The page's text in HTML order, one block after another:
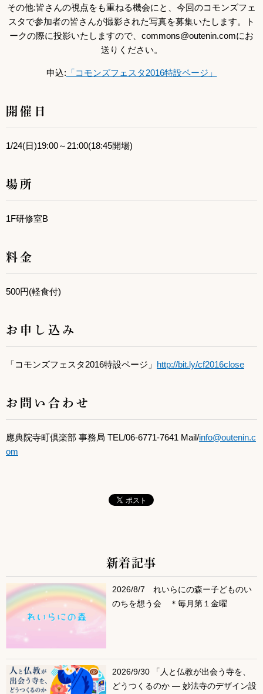
その他:皆さんの視点をも重ねる機会にと、今回のコモンズフェ
スタで参加者の皆さんが撮影された写真を募集いたします。ト
ークの際に投影いたしますので、commons@outenin.comにお
送りください。
申込: 「コモンズフェスタ2016特設ページ」
開催日
1/24(日)19:00～21:00(18:45開場)
場所
1F研修室B
料金
500円(軽食付)
お申し込み
「コモンズフェスタ2016特設ページ」 http://bit.ly/cf2016close
お問い合わせ
應典院寺町倶楽部 事務局 TEL/06-6771-7641 Mail/info@outenin.c
om
サブコンテンツ
新着記事
2026/8/7 れいらにの森ー子どものい
のちを想う会 ＊毎月第１金曜
2026/9/30 「人と仏教が出会う寺を、
どうつくるのか ― 妙法寺のデザイン設